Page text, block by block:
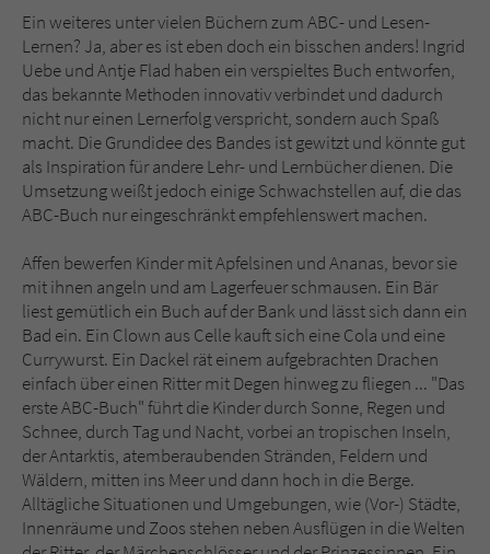
Ein weiteres unter vielen Büchern zum ABC- und Lesen-
Lernen? Ja, aber es ist eben doch ein bisschen anders! Ingrid
Uebe und Antje Flad haben ein verspieltes Buch entworfen,
das bekannte Methoden innovativ verbindet und dadurch
nicht nur einen Lernerfolg verspricht, sondern auch Spaß
macht. Die Grundidee des Bandes ist gewitzt und könnte gut
als Inspiration für andere Lehr- und Lernbücher dienen. Die
Umsetzung weißt jedoch einige Schwachstellen auf, die das
ABC-Buch nur eingeschränkt empfehlenswert machen.
Affen bewerfen Kinder mit Apfelsinen und Ananas, bevor sie
mit ihnen angeln und am Lagerfeuer schmausen. Ein Bär
liest gemütlich ein Buch auf der Bank und lässt sich dann ein
Bad ein. Ein Clown aus Celle kauft sich eine Cola und eine
Currywurst. Ein Dackel rät einem aufgebrachten Drachen
einfach über einen Ritter mit Degen hinweg zu fliegen ... "Das
erste ABC-Buch" führt die Kinder durch Sonne, Regen und
Schnee, durch Tag und Nacht, vorbei an tropischen Inseln,
der Antarktis, atemberaubenden Stränden, Feldern und
Wäldern, mitten ins Meer und dann hoch in die Berge.
Alltägliche Situationen und Umgebungen, wie (Vor-) Städte,
Innenräume und Zoos stehen neben Ausflügen in die Welten
Name fe_typo_user
Anbieter Literatur-Couch Medien GmbH & Co. KG
Laufzeit Session
Zweck
Dieses Cookie gewährleistet die
Kommunikation der Webseite mit dem
Benutzer. Es wird benötigt um z. B. den
überprüfen.